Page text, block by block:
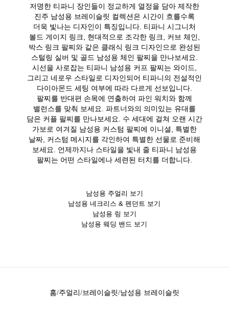
저명한 티파니 장인들이 정교하게 열정을 담아 제작한
진주 남성용 브레이슬릿 컬렉션은 시간이 흐를수록
더욱 빛나는 디자인이 특징입니다. 티파니 시그니처
볼드 게이지 링크, 현대적으로 조각한 링크, 커브 체인,
박스 링크 팔찌와 같은 클래식 링크 디자인으로 완성된
스털링 실버 및 골드 남성용 체인 팔찌을 만나보세요.
시선을 사로잡는 티파니 남성용 커프 팔찌는 와이드,
그리고 네로우 스타일로 디자인되어 티파니의 전설적인
다이아몬드 세팅 여부에 따라 다르게 선보입니다.
팔찌를 반대편 손목에 연출하여 파인 워치와 함께
밸런스를 맞춰 보세요. 파트너와의 의미있는 유대를
담은 커플 팔찌를 만나보세요. 수 세대에 걸쳐 오랜 시간
가보로 여겨질 남성용 커스텀 팔찌에 이니셜, 특별한
날짜, 커스텀 메시지를 각인하여 특별한 선물로 준비해
보세요. 언제까지나 스타일을 빛내 줄 티파니 남성용
팔찌는 어떤 스타일에나 세련된 터치를 더합니다.
남성용 주얼리 보기
남성용 네크리스 & 펜던트 보기
남성용 링 보기
남성용 웨딩 밴드 보기
홈 주얼리 브레이슬릿 남성용 브레이슬릿